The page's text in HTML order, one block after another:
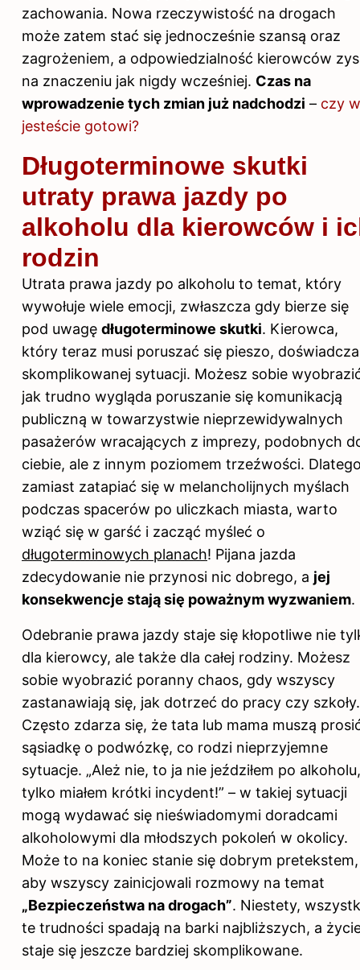
zachowania. Nowa rzeczywistość na drogach
może zatem stać się jednocześnie szansą oraz
zagrożeniem, a odpowiedzialność kierowców
na znaczeniu jak nigdy wcześniej. Czas na
wprowadzenie tych zmian już nadchodzi – czy
jesteście gotowi?
Długoterminowe skutki
utraty prawa jazdy po
alkoholu dla kierowców i
rodzin
Utrata prawa jazdy po alkoholu to temat, który
wywołuje wiele emocji, zwłaszcza gdy bierze się
pod uwagę długoterminowe skutki. Kierowca,
który teraz musi poruszać się pieszo, doświadcza
skomplikowanej sytuacji. Możesz sobie
jak trudno wygląda poruszanie się komunikacją
publiczną w towarzystwie nieprzewidywalnych
pasażerów wracających z imprezy, podobnych
ciebie, ale z innym poziomem trzeźwości.
zamiast zatapiać się w melancholijnych myślach
podczas spacerów po uliczkach miasta, warto
wziąć się w garść i zacząć myśleć o
długoterminowych planach! Pijana jazda
zdecydowanie nie przynosi nic dobrego, a jej
konsekwencje stają się poważnym wyzwaniem.
Odebranie prawa jazdy staje się kłopotliwe nie
dla kierowcy, ale także dla całej rodziny. Możesz
sobie wyobrazić poranny chaos, gdy wszyscy
zastanawiają się, jak dotrzeć do pracy czy szkoły.
Często zdarza się, że tata lub mama muszą
sąsiadkę o podwózkę, co rodzi nieprzyjemne
sytuacje. „Ależ nie, to ja nie jeździłem po
tylko miałem krótki incydent!” – w takiej sytuacji
mogą wydawać się nieświadomymi doradcami
alkoholowymi dla młodszych pokoleń w okolicy.
Może to na koniec stanie się dobrym pretekstem,
aby wszyscy zainicjowali rozmowy na temat
„Bezpieczeństwa na drogach”. Niestety,
te trudności spadają na barki najbliższych, a
staje się jeszcze bardziej skomplikowane.